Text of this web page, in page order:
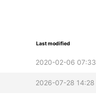
Last modified
2020-02-06 07:33
2026-07-28 14:28